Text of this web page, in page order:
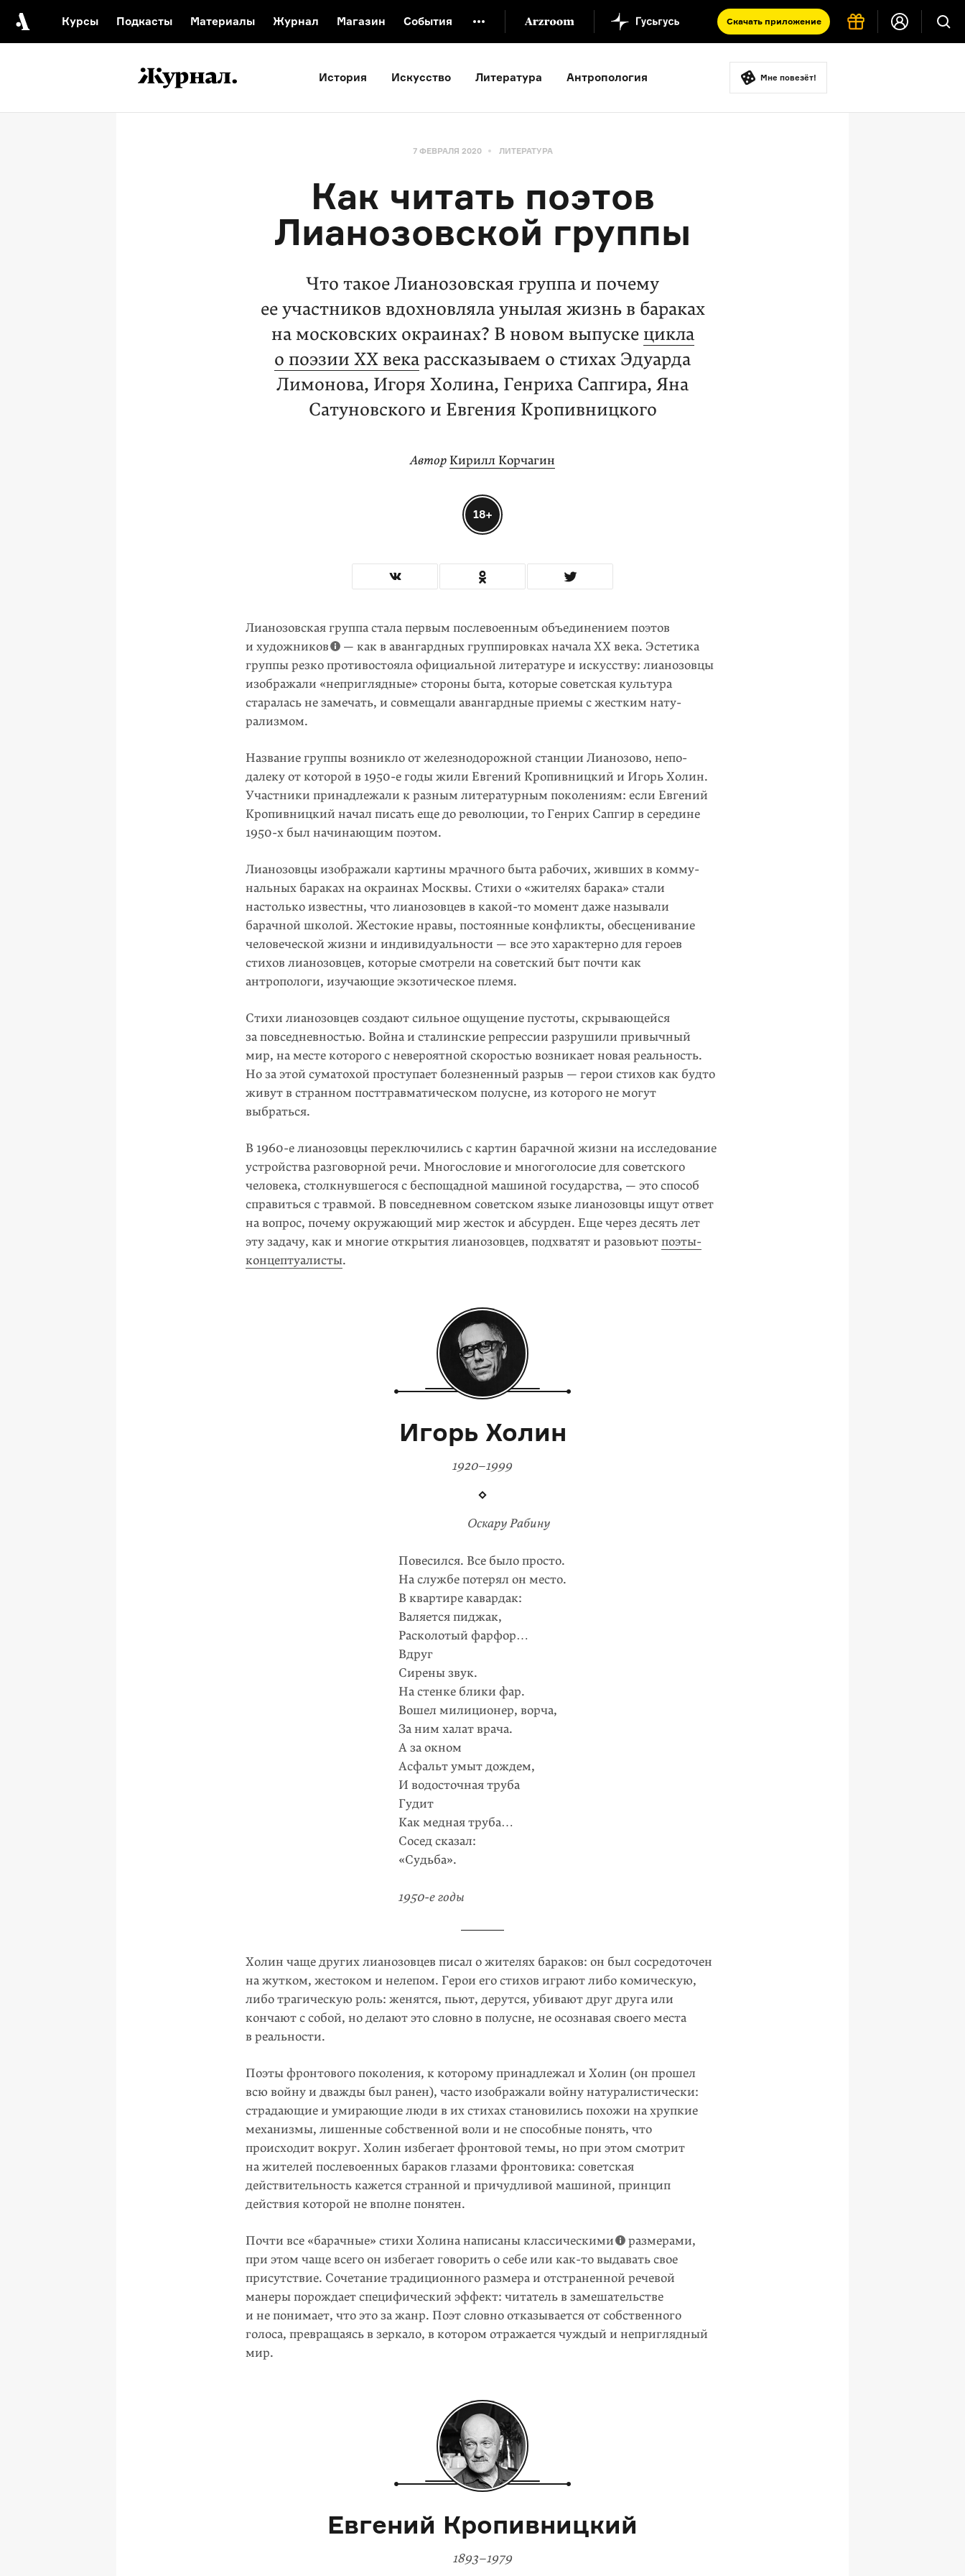
Курсы Подкасты Материалы Журнал Магазин События Скачать приложение
Видеоистория русской культуры
Русский язык от «гой еси» до «лол кек»
Что такое античность
История Искусство Литература Антропология Мне повезёт!
7 ФЕВРАЛЯ 2020 ЛИТЕРАТУРА
Как читать поэтов
Лианозовской группы
Что такое Лианозовская группа и почему
ее участников вдохновляла унылая жизнь в бараках
на московских окраинах? В новом выпуске цикла
о поэзии XX векарассказываем о стихах Эдуарда
Лимонова, Игоря Холина, Генриха Сапгира, Яна
Сатуновского и Евгения Кропивницкого
АвторКирилл Корчагин
18+
Лианозовская группа стала первым послевоенным объединением поэтов
и художников
— как в авангардных группировках начала ХХ века. Эстетика
группы резко противостояла официальной литературе и искусству: лианозовцы
изображали «неприглядные» стороны быта, которые советская культура
старалась не замечать, и совмещали авангардные приемы с жестким нату­
рализмом.
Название группы возникло от железнодорожной станции Лианозово, непо­
далеку от которой в 1950-е годы жили Евгений Кропивницкий и Игорь Холин.
Участники принадлежали к разным литературным поколениям: если Евгений
Кропив­ницкий начал писать еще до революции, то Генрих Сапгир в середине
1950-х был начинающим поэтом.
Лианозовцы изображали картины мрачного быта рабочих, живших в комму­
нальных бараках на окраинах Москвы. Стихи о «жителях барака» стали
настолько известны, что лианозовцев в какой-томомент даже называли
барачной школой. Жестокие нравы, постоянные конфликты, обесценивание
человеческой жизни и индивидуальности — все это характерно для героев
стихов лианозовцев, которые смотрели на советский быт почти как
антропологи, изучающие экзотическое племя.
Стихи лианозовцев создают сильное ощущение пустоты, скрывающейся
за повседнев­ностью. Война и сталинские репрессии разрушили привычный
мир, на месте которого с невероятной скоростью возникает новая реальность.
Но за этой суматохой проступает болезненный разрыв — герои стихов как будто
живут в странном посттравматическом полусне, из которого не могут
выбраться.
В 1960-е лианозовцы переключились с картин барачной жизни на исследо­вание
устройства разговорной речи. Многословие и многоголосие для советского
человека, столкнувшегося с беспощадной машиной государства, — это способ
справиться с травмой. В повседневном советском языке лианозовцы ищут ответ
на вопрос, почему окружающий мир жесток и абсурден. Еще через десять лет
эту задачу, как и многие открытия лианозовцев, подхватят и разовьютпоэты-
концептуалисты.
Игорь Холин
1920–1999
Оскару Рабину
Повесился. Все было просто.
На службе потерял он место.
В квартире кавардак:
Валяется пиджак,
Расколотый фарфор…
Вдруг
Сирены звук.
На стенке блики фар.
Вошел милиционер, ворча,
За ним халат врача.
А за окном
Асфальт умыт дождем,
И водосточная труба
Гудит
Как медная труба…
Сосед сказал:
«Судьба».
1950-е годы
Холин чаще других лианозовцев писал о жителях бараков: он был сосредоточен
на жутком, жестоком и нелепом. Герои его стихов играют либо комическую,
либо трагическую роль: женятся, пьют, дерутся, убивают друг друга или
кончают с собой, но делают это словно в полусне, не осознавая своего места
в реальности.
Поэты фронтового поколения, к которому принадлежал и Холин (он прошел
всю войну и дважды был ранен), часто изображали войну натуралистически:
страдающие и умирающие люди в их стихах становились похожи на хрупкие
механизмы, лишенные собственной воли и не способные понять, что
происходит вокруг. Холин избегает фронтовой темы, но при этом смотрит
на жителей послевоенных бараков глазами фронтовика: советская
действительность кажется странной и причудливой машиной, принцип
действия которой не вполне понятен.
Почти все «барачные» стихи Холина написаны классическими
размерами,
при этом чаще всего он избегает говорить о себе или как-товыдавать свое
присут­ствие. Сочетание традиционного размера и отстраненной речевой
манеры порождает специфический эффект: читатель в замешательстве
и не понимает, что это за жанр. Поэт словно отказывается от собственного
голоса, превращаясь в зеркало, в котором отражается чуждый и неприглядный
мир.
Евгений Кропивницкий
1893–1979